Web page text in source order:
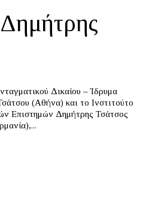
Δικαίου – Ίδρυμα
(Αθήνα) και το Ινστιτούτο
Επιστημών Δημήτρης Τσάτσος